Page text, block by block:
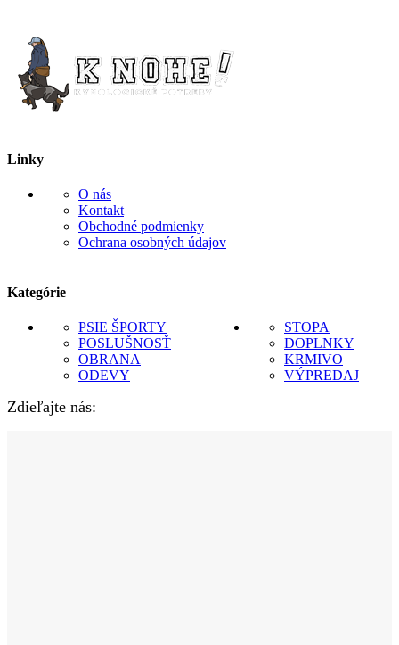
Linky
O nás
Kontakt
Obchodné podmienky
Ochrana osobných údajov
Kategórie
PSIE ŠPORTY
POSLUŠNOSŤ
OBRANA
ODEVY
STOPA
DOPLNKY
KRMIVO
VÝPREDAJ
Zdieľajte nás: